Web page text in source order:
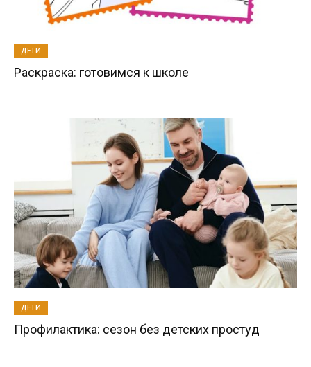
ДЕТИ
Раскраска: готовимся к школе
ДЕТИ
Профилактика: сезон без детских простуд